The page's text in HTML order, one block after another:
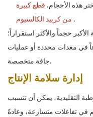
هذه الأحجام. قطع كبيرة
من كربيد الكالسيوم .
حجماً والأكثر استقراراً؛
في معدات محددة أو عمليات
جافة متخصصة.
إدارة سلامة الإنتاج
التقليدية، يمكن أن تتسبب
الدقيقة التي يقل حجمها عن 1 مم في تفاعلات متسارعة، وعادةً